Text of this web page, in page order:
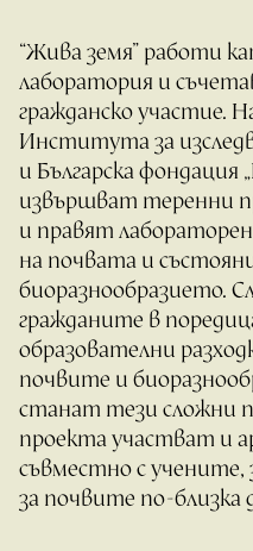
“Жива земя” работи
лаборатория и
гражданско участие.
Института за
и Българска фондация
извършват теренни
и правят
на почвата и
биоразнообразието.
гражданите в
образователни
почвите и
станат тези сложни
проекта участват и
съвместно с
за почвите по-